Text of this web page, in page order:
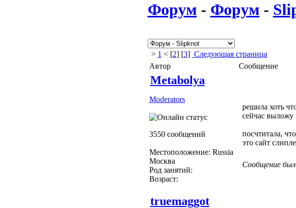
Форум - Форум -
> 1 < [2] [3] Следующая страница
Автор
Сообщение
Metabolya
Moderators
3550 сообщений
Местоположение: Russia
Москва
Род занятий:
Возраст:
решила хоть
сейчас выложу
посчтитала,
это сайт
Сообщение
truemaggot